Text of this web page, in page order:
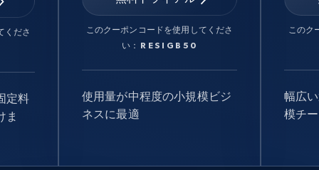
くださ
定料
ま
このクーポンコードを使用してくださ
い：
RESIGB50
使用量が中程度の小規模ビジ
ネスに最適
このク
幅広
模チ